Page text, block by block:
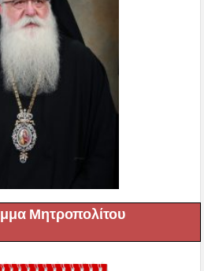
Μητροπολίτου